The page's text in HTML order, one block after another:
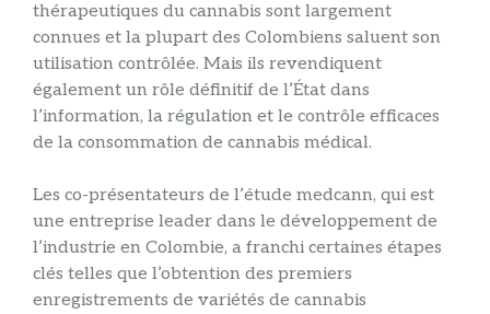
thérapeutiques du cannabis sont largement
connues et la plupart des Colombiens saluent son
utilisation contrôlée. Mais ils revendiquent
également un rôle définitif de l’État dans
l’information, la régulation et le contrôle efficaces
de la consommation de cannabis médical.
Les co-présentateurs de l’étude medcann, qui est
une entreprise leader dans le développement de
l’industrie en Colombie, a franchi certaines étapes
clés telles que l’obtention des premiers
enregistrements de variétés de cannabis